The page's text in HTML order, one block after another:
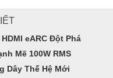
eARC Đột Phá
Mẽ 100W RMS
Dây Thế Hệ Mới